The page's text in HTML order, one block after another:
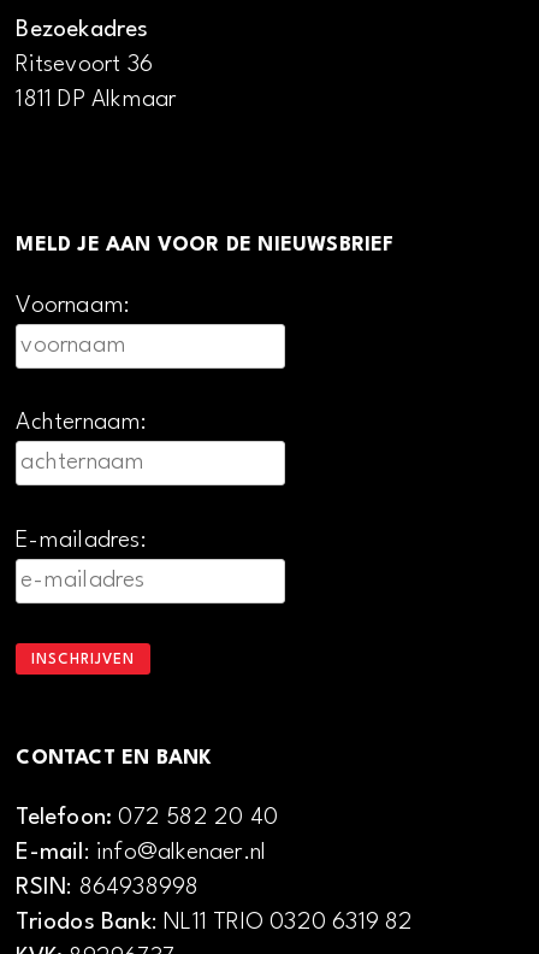
Bezoekadres
Ritsevoort 36
1811 DP Alkmaar
MELD JE AAN VOOR DE NIEUWSBRIEF
Voornaam:
Achternaam:
E-mailadres:
CONTACT EN BANK
Telefoon:072 582 20 40
E-mail: info@alkenaer.nl
RSIN: 864938998
Triodos Bank: NL11 TRIO 0320 6319 82